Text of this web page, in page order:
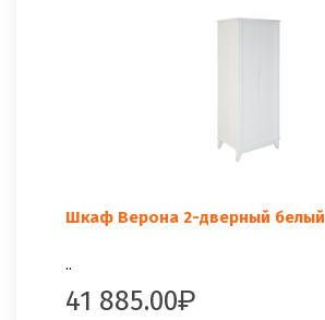
Шкаф Верона 2-дверный белый
..
41 885.00